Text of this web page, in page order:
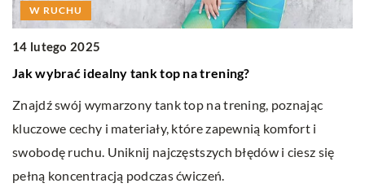
W RUCHU
14 lutego 2025
Jak wybrać idealny tank top na trening?
Znajdź swój wymarzony tank top na trening, poznając
kluczowe cechy i materiały, które zapewnią komfort i
swobodę ruchu. Uniknij najczęstszych błędów i ciesz się
pełną koncentracją podczas ćwiczeń.